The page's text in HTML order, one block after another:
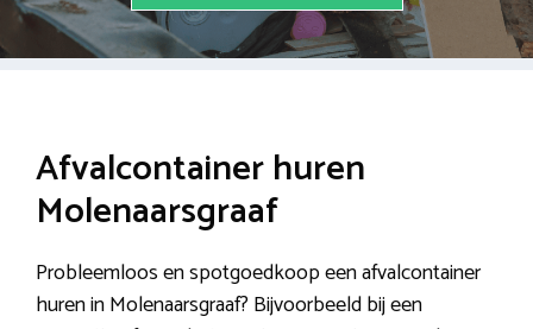
Afvalcontainer huren
Molenaarsgraaf
Probleemloos en spotgoedkoop een afvalcontainer
huren in Molenaarsgraaf? Bijvoorbeeld bij een